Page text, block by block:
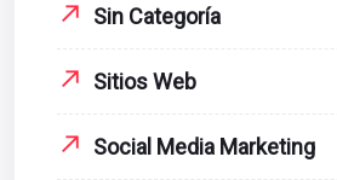
Sin Categoría
Sitios Web
Social Media Marketing